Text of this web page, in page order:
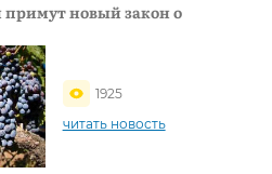
новый закон о
1925
читать новость